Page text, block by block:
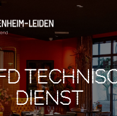
DIENST